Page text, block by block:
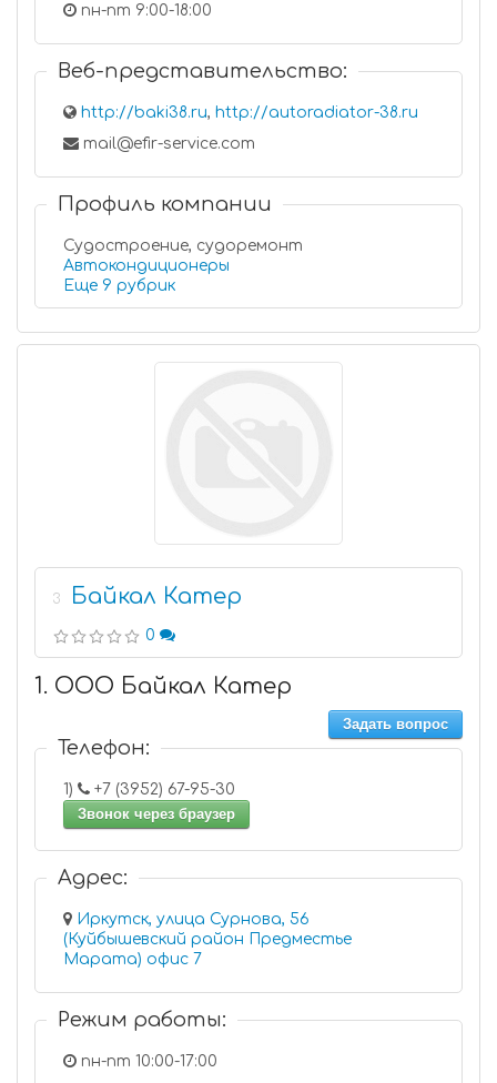
пн-пт 9:00-18:00
Веб-представительство:
http://baki38.ru, http://autoradiator-38.ru
mail@efir-service.com
Профиль компании
Судостроение, судоремонт
Автокондиционеры
Еще 9 рубрик
3 Байкал Катер
0
1. ООО Байкал Катер
Задать вопрос
Телефон:
1)
+7 (3952) 67-95-30
Звонок через браузер
Адрес:
Иркутск, улица Сурнова, 56
(Куйбышевский район Предместье
Марата) офис 7
Режим работы:
пн-пт 10:00-17:00